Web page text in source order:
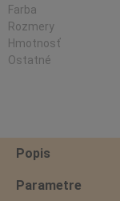
Farba
Rozmery
Hmotnosť
Ostatné
Popis
Parametre